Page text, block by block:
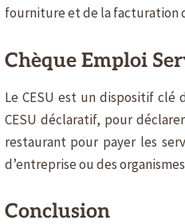
fourniture et de la facturation
Chèque Emploi
Le CESU est un dispositif clé
CESU déclaratif, pour
restaurant pour payer les
d’entreprise ou des
Conclusion